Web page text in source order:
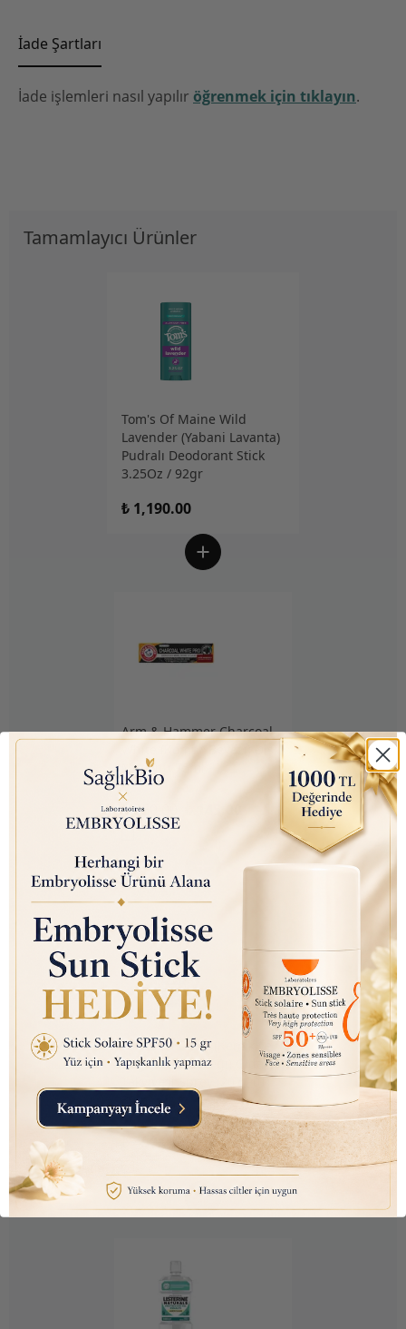
İade Şartları
İade işlemleri nasıl yapılır öğrenmek için tıklayın.
Tamamlayıcı Ürünler
Tom's Of Maine Wild
Lavender (Yabani Lavanta)
Pudralı Deodorant Stick
3.25Oz / 92gr
₺ 1,190.00
Arm & Hammer Charcoal
White (Kömür Beyazı) Diş
Macunu 75ml
₺ 350.00
Nutraxin D3K2 (Kemik ve
Bağışıklık Desteği) Gıda
Takviyesi Sprey (207 Puf)
30ml
₺ 450.00 ₺ 145.10